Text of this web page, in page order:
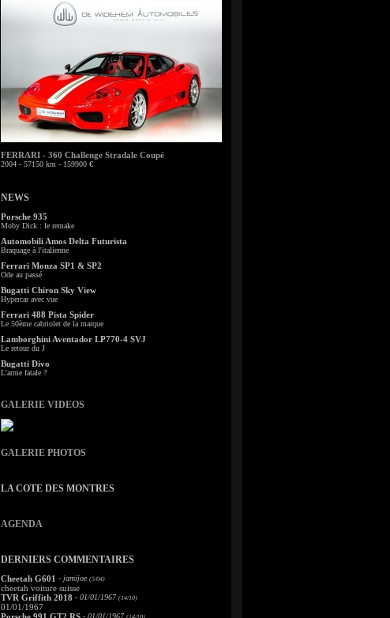
FERRARI - 360 Challenge Stradale Coupé
2004 - 57150 km - 159900 €
NEWS
Porsche 935
Moby Dick : le remake
Automobili Amos Delta Futurista
Braquage à l'italienne
Ferrari Monza SP1 & SP2
Ode au passé
Bugatti Chiron Sky View
Hypercar avec vue
Ferrari 488 Pista Spider
Le 50ème cabriolet de la marque
Lamborghini Aventador LP770-4 SVJ
Le retour du J
Bugatti Divo
L'arme fatale ?
GALERIE VIDEOS
GALERIE PHOTOS
LA COTE DES MONTRES
AGENDA
DERNIERS COMMENTAIRES
Cheetah G601 - jamijoe (5/04)
cheetah voiture suisse
TVR Griffith 2018 - 01/01/1967 (14/10)
01/01/1967
- 01/01/1967